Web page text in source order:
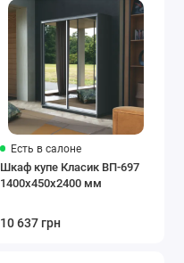
Есть в салоне
Шкаф купе Класик ВП-697
1400х450х2400 мм
10 637 грн